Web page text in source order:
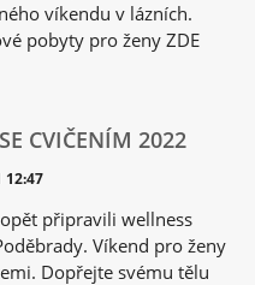
víkendu v lázních.
pobyty pro ženy ZDE
CVIČENÍM 2022
12:47
připravili wellness
Víkend pro ženy
Dopřejte svému tělu